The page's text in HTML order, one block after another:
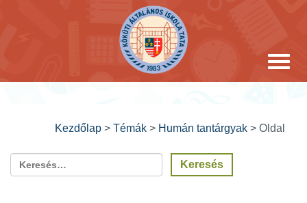
Kezdőlap > Témák > Humán tantárgyak > Oldal